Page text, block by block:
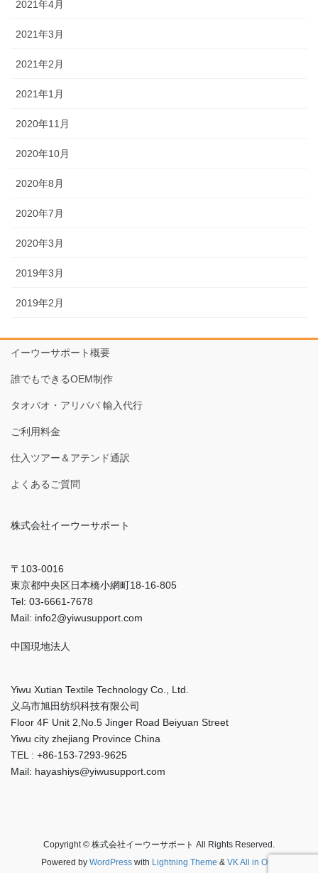
2021年4月
2021年3月
2021年2月
2021年1月
2020年11月
2020年10月
2020年8月
2020年7月
2020年3月
2019年3月
2019年2月
イーウーサポート概要
誰でもできるOEM制作
タオバオ・アリババ 輸入代行
ご利用料金
仕入ツアー＆アテンド通訳
よくあるご質問
株式会社イーウーサポート
〒103-0016
東京都中央区日本橋小網町18-16-805
Tel: 03-6661-7678
Mail: info2@yiwusupport.com
中国現地法人
Yiwu Xutian Textile Technology Co., Ltd.
义乌市旭田纺织科技有限公司
Floor 4F Unit 2,No.5 Jinger Road Beiyuan Street
Yiwu city zhejiang Province China
TEL : +86-153-7293-9625
Mail: hayashiys@yiwusupport.com
Copyright © 株式会社イーウーサポート All Rights Reserved.
Powered by WordPresswith Lightning Theme & VK All in One